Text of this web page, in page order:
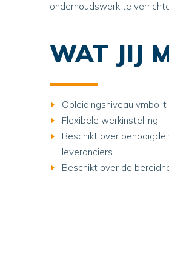
onderhoudswerk te
WAT JIJ
Opleidingsniveau vmbo-
Flexibele werkinstelling
Beschikt over
leveranciers
Beschikt over de